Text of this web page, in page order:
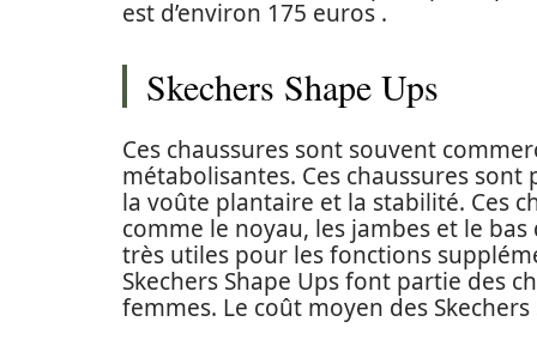
est d’environ 175 euros .
Skechers Shape Ups
Ces chaussures sont souvent
métabolisantes. Ces chaussures
la voûte plantaire et la stabilité. Ces
comme le noyau, les jambes et le
très utiles pour les fonctions
Skechers Shape Ups font partie des
femmes. Le coût moyen des